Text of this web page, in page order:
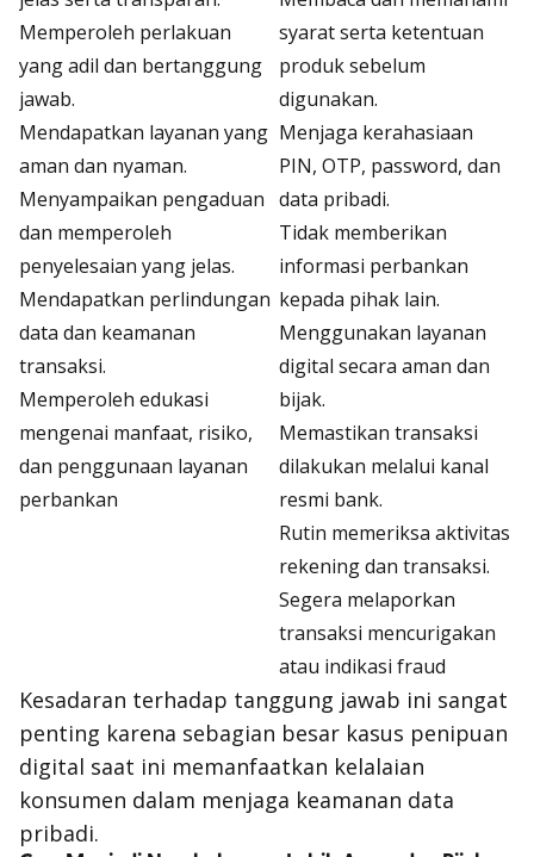
Memperoleh perlakuan
yang adil dan bertanggung
jawab.
Mendapatkan layanan yang
aman dan nyaman.
Menyampaikan pengaduan
dan memperoleh
penyelesaian yang jelas.
Mendapatkan perlindungan
data dan keamanan
transaksi.
Memperoleh edukasi
mengenai manfaat, risiko,
dan penggunaan layanan
perbankan
syarat serta ketentuan
produk sebelum
digunakan.
Menjaga kerahasiaan
PIN, OTP, password, dan
data pribadi.
Tidak memberikan
informasi perbankan
kepada pihak lain.
Menggunakan layanan
digital secara aman dan
bijak.
Memastikan transaksi
dilakukan melalui kanal
resmi bank.
Rutin memeriksa aktivitas
rekening dan transaksi.
Segera melaporkan
transaksi mencurigakan
atau indikasi fraud
Kesadaran terhadap tanggung jawab ini sangat
penting karena sebagian besar kasus penipuan
digital saat ini memanfaatkan kelalaian
konsumen dalam menjaga keamanan data
pribadi.